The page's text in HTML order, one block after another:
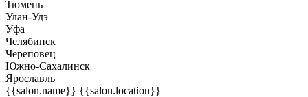
Тюмень
Улан-Удэ
Уфа
Челябинск
Череповец
Южно-Сахалинск
Ярославль
{{salon.name}} {{salon.location}}